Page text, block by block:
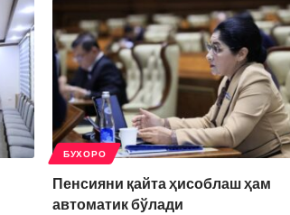
БУХОРО
Пенсияни қайта ҳисоблаш ҳам
автоматик бўлади